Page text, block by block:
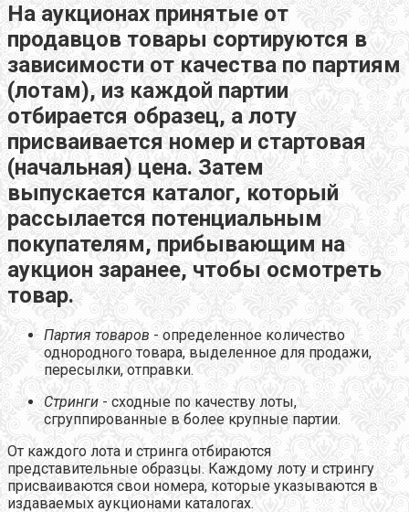
На аукционах принятые от
продавцов товары сортируются в
зависимости от качества по партиям
(лотам), из каждой партии
отбирается образец, а лоту
присваивается номер и стартовая
(начальная) цена. Затем
выпускается каталог, который
рассылается потенциальным
покупателям, прибывающим на
аукцион заранее, чтобы осмотреть
товар.
Партия товаров - определенное количество
однородного товара, выделенное для продажи,
пересылки, отправки.
Стринги - сходные по качеству лоты,
сгруппированные в более крупные партии.
От каждого лота и стринга отбираются
представительные образцы. Каждому лоту и стрингу
присваиваются свои номера, которые указываются в
издаваемых аукционами каталогах.